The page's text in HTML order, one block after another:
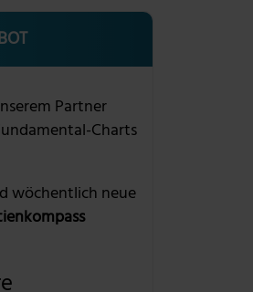
Partner
Charts
wöchentlich neue